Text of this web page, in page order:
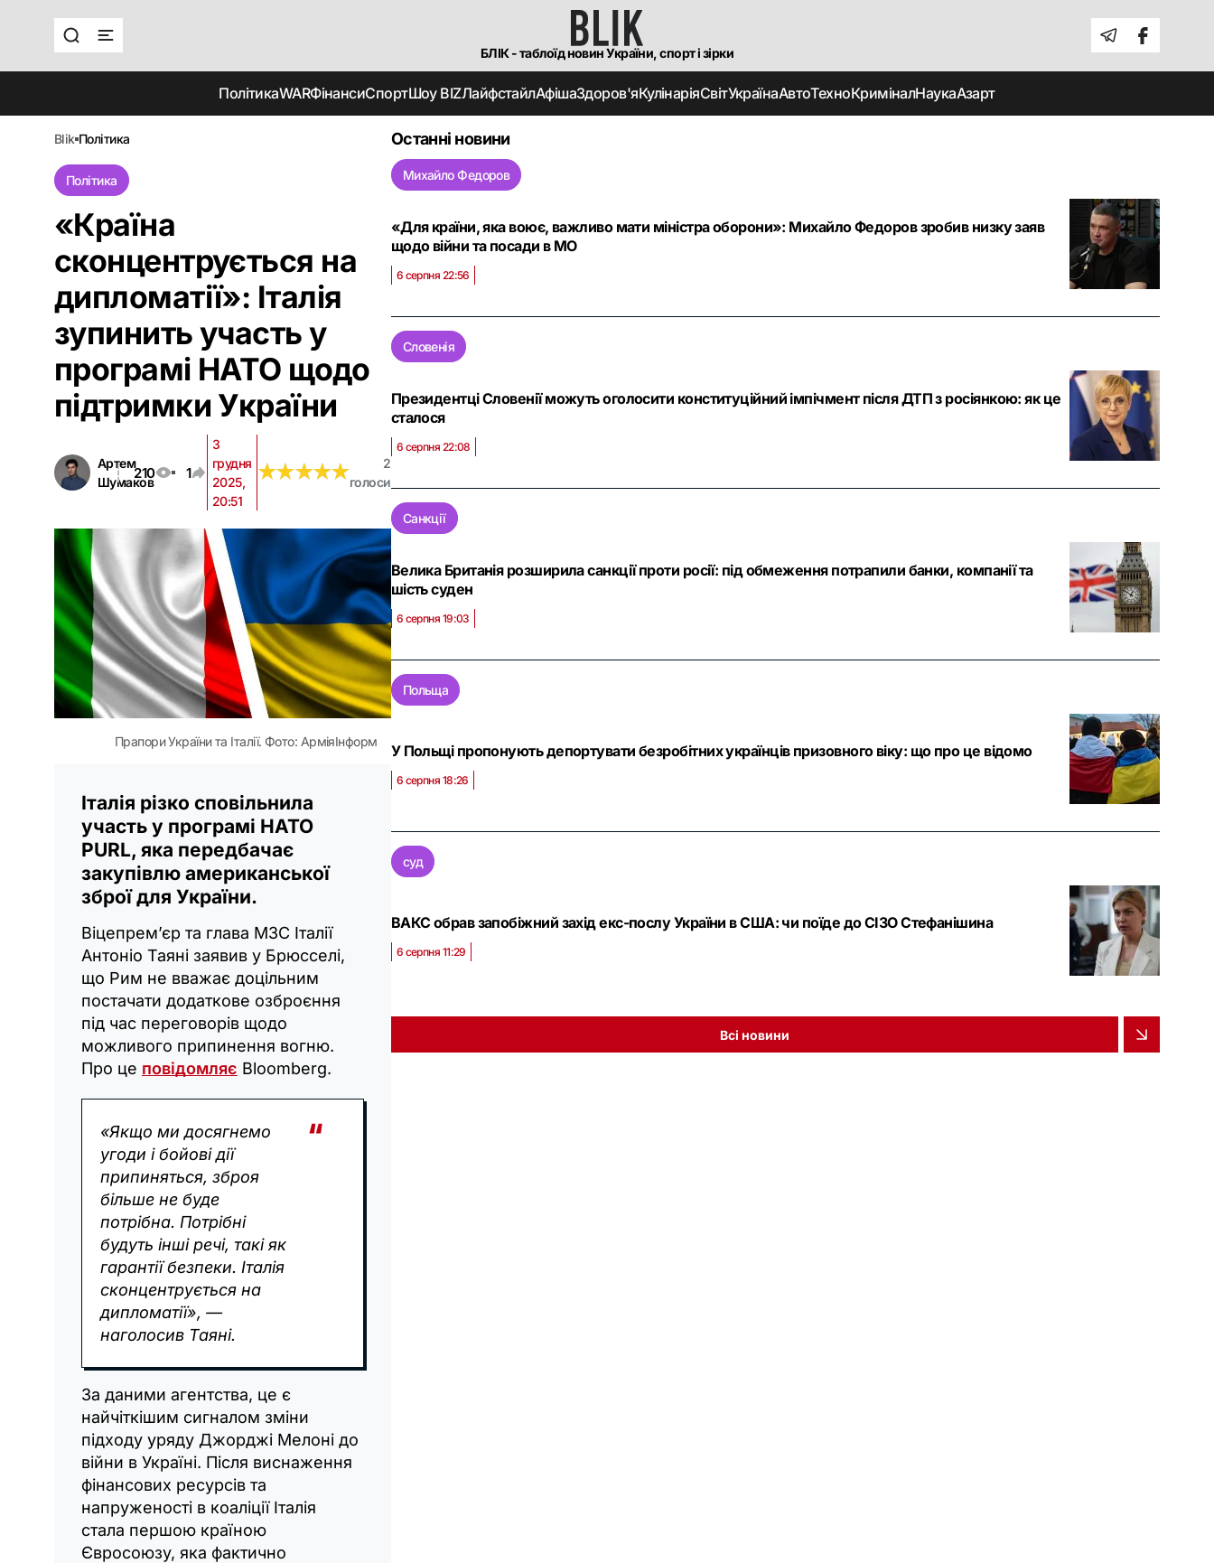
БЛІК - таблоїд новин України, спорт і зірки
ПолітикаWARФінансиСпортШоу BIZЛайфстайлАфішаЗдоров'яКулінаріяСвітУкраїнаАвтоТехноКриміналНаукаАзарт
blik політика
Політика
«Країна
сконцентрується на
дипломатії»: Італія
зупинить участь у
програмі НАТО щодо
підтримки України
Артем
Шумаков
210 1
3
грудня
2025,
20:51
★★★★★
★★★★★
2
голоси
Прапори України та Італії. Фото: АрміяІнформ
Італія різко сповільнила
участь у програмі НАТО
PURL, яка передбачає
закупівлю американської
зброї для України.
Віцепрем’єр та глава МЗС Італії
Антоніо Таяні заявив у Брюсселі,
що Рим не вважає доцільним
постачати додаткове озброєння
під час переговорів щодо
можливого припинення вогню.
Про це повідомляє Bloomberg.
«Якщо ми досягнемо
угоди і бойові дії
припиняться, зброя
більше не буде
потрібна. Потрібні
будуть інші речі, такі як
гарантії безпеки. Італія
сконцентрується на
дипломатії», —
наголосив Таяні.
За даними агентства, це є
найчіткішим сигналом зміни
підходу уряду Джорджі Мелоні до
війни в Україні. Після виснаження
фінансових ресурсів та
напруженості в коаліції Італія
стала першою країною
Євросоюзу, яка фактично
Останні новини
Михайло Федоров
«Для країни, яка воює, важливо мати міністра оборони»: Михайло Федоров зробив низку заяв
щодо війни та посади в МО
6 серпня 22:56
Словенія
Президентці Словенії можуть оголосити конституційний імпічмент після ДТП з росіянкою: як це
сталося
6 серпня 22:08
Санкції
Велика Британія розширила санкції проти росії: під обмеження потрапили банки, компанії та
шість суден
6 серпня 19:03
Польща
У Польщі пропонують депортувати безробітних українців призовного віку: що про це відомо
6 серпня 18:26
суд
ВАКС обрав запобіжний захід екс-послу України в США: чи поїде до СІЗО Стефанішина
6 серпня 11:29
Всі новини